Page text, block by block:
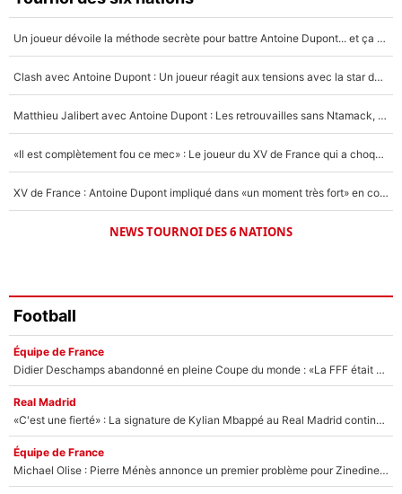
5%
Un autre joueur
5%
Un joueur dévoile la méthode secrète pour battre Antoine Dupont... et ça marche !
Clash avec Antoine Dupont : Un joueur réagit aux tensions avec la star du XV de France !
Matthieu Jalibert avec Antoine Dupont : Les retrouvailles sans Ntamack, «il y a eu des discussions»
«Il est complètement fou ce mec» : Le joueur du XV de France qui a choqué Matthieu Jalibert !
XV de France : Antoine Dupont impliqué dans «un moment très fort» en coulisses
NEWS TOURNOI DES 6 NATIONS
Football
Équipe de France
Didier Deschamps abandonné en pleine Coupe du monde : «La FFF était déjà passée à Zinedine Zidane»
Real Madrid
«C'est une fierté» : La signature de Kylian Mbappé au Real Madrid continue de régaler l'Espagne
Équipe de France
Michael Olise : Pierre Ménès annonce un premier problème pour Zinedine Zidane en équipe de France